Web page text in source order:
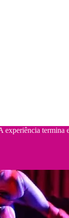
experiência termina